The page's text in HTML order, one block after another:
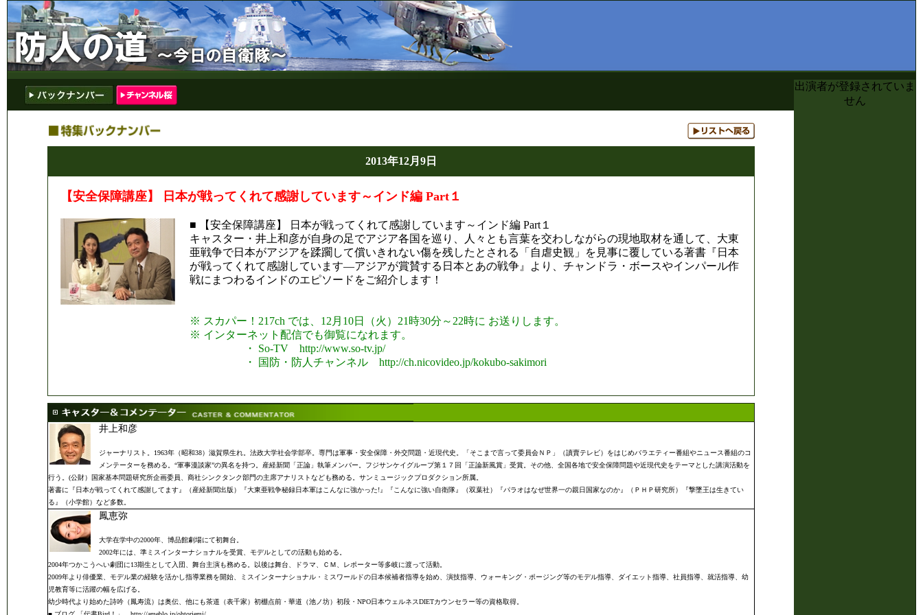
2013年12月9日
【安全保障講座】 日本が戦ってくれて感謝しています～インド編 Part１
■ 【安全保障講座】 日本が戦ってくれて感謝しています～インド編 Part１
キャスター・井上和彦が自身の足でアジア各国を巡り、人々とも言葉を交わしながらの現地取材を通して、大東
亜戦争で日本がアジアを蹂躙して償いきれない傷を残したとされる「自虐史観」を見事に覆している著書『日本
が戦ってくれて感謝しています―アジアが賞賛する日本とあの戦争』より、チャンドラ・ボースやインパール作
戦にまつわるインドのエピソードをご紹介します！
※ スカパー！217ch では、12月10日（火）21時30分～22時に お送りします。
※ インターネット配信でも御覧になれます。
・ So-TV http://www.so-tv.jp/
・ 国防・防人チャンネル http://ch.nicovideo.jp/kokubo-sakimori
井上和彦
ジャーナリスト。1963年（昭和38）滋賀県生れ。法政大学社会学部卒。専門は軍事・安全保障・外交問題・近現代史。「そこまで言って委員会ＮＰ」（讀賣テレビ）をはじめバラエティー番組やニュース番組のコ
メンテーターを務める。“軍事漫談家”の異名を持つ。産経新聞「正論」執筆メンバー。フジサンケイグループ第１７回「正論新風賞」受賞。その他、全国各地で安全保障問題や近現代史をテーマとした講演活動を
行う。(公財）国家基本問題研究所企画委員、商社シンクタンク部門の主席アナリストなども務める。サンミュージックプロダクション所属。
著書に『日本が戦ってくれて感謝してます』（産経新聞出版）『大東亜戦争秘録日本軍はこんなに強かった!』『こんなに強い自衛隊』（双葉社）『パラオはなぜ世界一の親日国家なのか』（ＰＨＰ研究所）『撃墜王は生きてい
る』（小学館）など多数。
鳳恵弥
大学在学中の2000年、博品館劇場にて初舞台。
2002年には、準ミスインターナショナルを受賞、モデルとしての活動も始める。
2004年つかこうへい劇団に13期生として入団、舞台主演も務める。以後は舞台、ドラマ、ＣＭ、レポーター等多岐に渡って活動。
2009年より俳優業、モデル業の経験を活かし指導業務を開始、ミスインターナショナル・ミスワールドの日本候補者指導を始め、演技指導、ウォーキング・ポージング等のモデル指導、ダイエット指導、社員指導、就活指導、幼
児教育等に活躍の幅を広げる。
幼少時代より始めた詩吟（鳳寿流）は奥伝、他にも茶道（表千家）初棚点前・華道（池ノ坊）初段・NPO日本ウェルネスDIETカウンセラー等の資格取得。
出演者が登録されていま
せん